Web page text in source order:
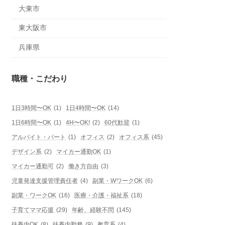
大東市
東大阪市
兵庫県
職種・こだわり
1日3時間〜OK (1) 1日4時間〜OK (14)
1日6時間〜OK (1) 4H〜OK! (2) 60代歓迎 (1)
アルバイト・パート (1) オフィス (2) オフィス系 (45)
デザイン系 (2) マイカー通勤OK (1)
マイカー通勤可 (2) 働き方自由 (3)
児童発達支援管理責任者 (4) 副業・WワークOK (6)
副業・ワークOK (16) 医療・介護・福祉系 (18)
子育てママ応援 (29) 年齢、経験不問 (145)